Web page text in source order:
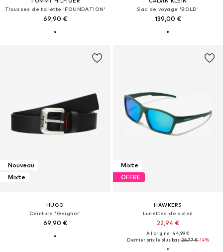
Trousses de toilette 'FOUNDATION'
69,90 €
Sac de voyage 'BOLD'
139,00 €
Nouveau
Mixte
HUGO
Ceinture 'Geigher'
69,90 €
Mixte
OFFRE
HAWKERS
Lunettes de soleil
22,94 €
À l'origine : 44,99 €
Dernier prix le plus bas :26,77 €-14%